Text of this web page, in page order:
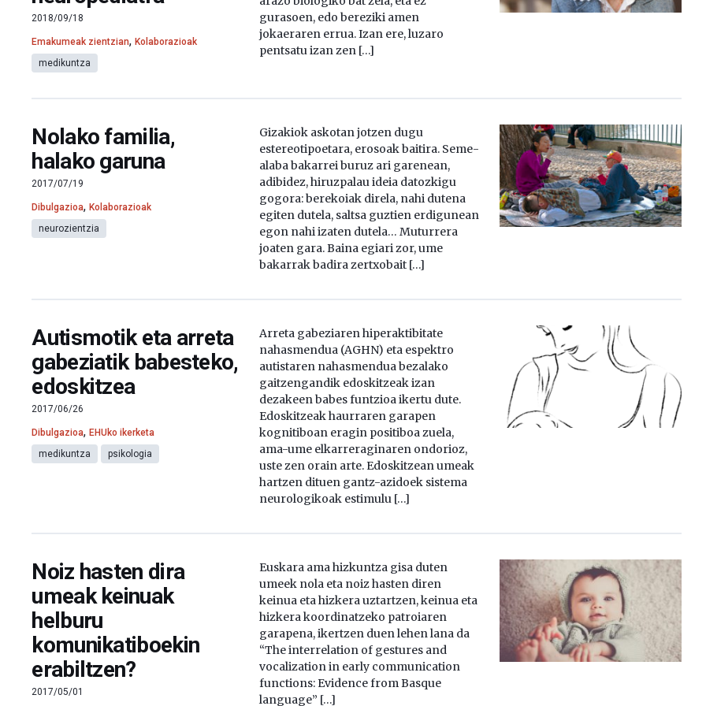
2018/09/18
Emakumeak zientzian,Kolaborazioak
medikuntza
gurasoen, edo bereziki amen
jokaeraren errua. Izan ere, luzaro
pentsatu izan zen […]
Nolako familia,
halako garuna
2017/07/19
Dibulgazioa,Kolaborazioak
neurozientzia
Gizakiok askotan jotzen dugu
estereotipoetara, erosoak baitira. Seme-
alaba bakarrei buruz ari garenean,
adibidez, hiruzpalau ideia datozkigu
gogora: berekoiak direla, nahi dutena
egiten dutela, saltsa guztien erdigunean
egon nahi izaten dutela… Muturrera
joaten gara. Baina egiari zor, ume
bakarrak badira zertxobait […]
Autismotik eta arreta
gabeziatik babesteko,
edoskitzea
2017/06/26
Dibulgazioa,EHUko ikerketa
medikuntza
psikologia
Arreta gabeziaren hiperaktibitate
nahasmendua (AGHN) eta espektro
autistaren nahasmendua bezalako
gaitzengandik edoskitzeak izan
dezakeen babes funtzioa ikertu dute.
Edoskitzeak haurraren garapen
kognitiboan eragin positiboa zuela,
ama-ume elkarreraginaren ondorioz,
uste zen orain arte. Edoskitzean umeak
hartzen dituen gantz-azidoek sistema
neurologikoak estimulu […]
Noiz hasten dira
umeak keinuak
helburu
komunikatiboekin
erabiltzen?
2017/05/01
Euskara ama hizkuntza gisa duten
umeek nola eta noiz hasten diren
keinua eta hizkera uztartzen, keinua eta
hizkera koordinatzeko patroiaren
garapena, ikertzen duen lehen lana da
“The interrelation of gestures and
vocalization in early communication
functions: Evidence from Basque
language” […]